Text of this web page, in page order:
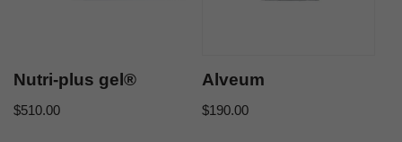
Nutri-plus gel®
$510.00
Alveum
$190.00